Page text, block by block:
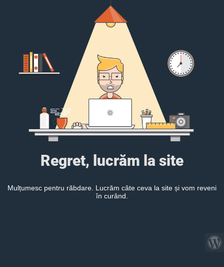
Regret, lucrăm la site
Mulțumesc pentru răbdare. Lucrăm câte ceva la site și vom reveni
în curând.